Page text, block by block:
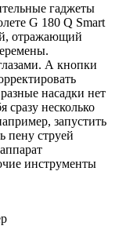
гаджеты
G 180 Q Smart
отражающий
А кнопки
насадки нет
сразу несколько
запустить
пену струей
инструменты